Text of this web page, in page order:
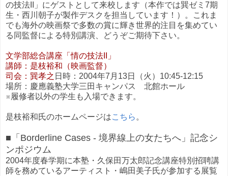
の技法II」にゲストとして来校します（本作では巽ゼミ7期
生・西川朝子が製作デスクを担当しています！）。これま
でも海外の映画祭で多数の賞に輝き世界的注目を集めてい
る同監督による特別講演、どうぞご期待下さい。
文学部総合講座「情の技法II」
講師：是枝裕和（映画監督）
司会：巽孝之 日時：2004年7月13日（火）10:45-12:15
場所：慶應義塾大学三田キャンパス 北館ホール
※履修者以外の学生も入場できます。
是枝裕和氏のホームページはこちら 。
■「Borderline Cases - 境界線上の女たちへ」記念シ
ンポジウム
2004年度春学期に本塾・久保田万太郎記念講座特別招聘講
師を務めているアーティスト・嶋田美子氏が参加する展覧